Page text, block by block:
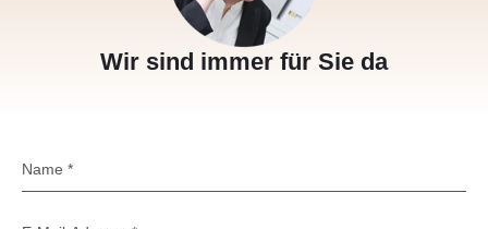
Wir sind immer für Sie da